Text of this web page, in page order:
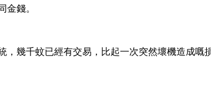
金錢。
幾千蚊已經有交易，比起一次突然壞機造成嘅